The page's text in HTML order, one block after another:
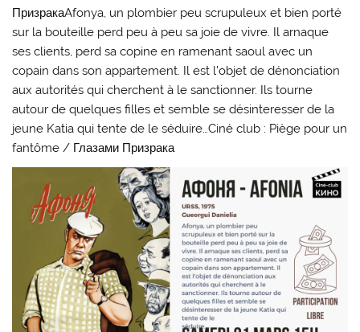
ПризракаAfonya, un plombier peu scrupuleux et bien porté
sur la bouteille perd peu à peu sa joie de vivre. Il arnaque
ses clients, perd sa copine en ramenant saoul avec un
copain dans son appartement. Il est l’objet de dénonciation
aux autorités qui cherchent à le sanctionner. Ils tourne
autour de quelques filles et semble se désinteresser de la
jeune Katia qui tente de le séduire…Ciné club : Piège pour un
fantôme / Глазами Призрака